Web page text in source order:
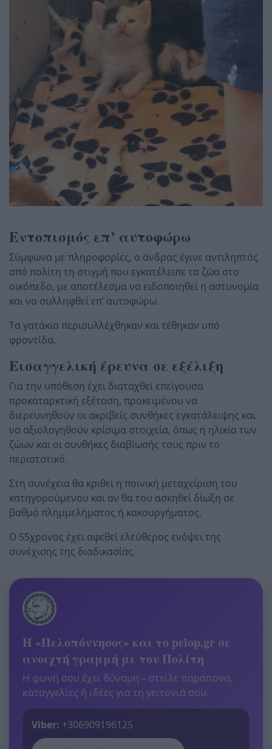
Εντοπισμός επ’ αυτοφώρω
Σύμφωνα με πληροφορίες, ο άνδρας έγινε αντιληπτός
από πολίτη τη στιγμή που εγκατέλειπε τα ζώα στο
οικόπεδο, με αποτέλεσμα να ειδοποιηθεί η αστυνομία
και να συλληφθεί επ’ αυτοφώρω.
Τα γατάκια περισυλλέχθηκαν και τέθηκαν υπό
φροντίδα.
Εισαγγελική έρευνα σε εξέλιξη
Για την υπόθεση έχει διαταχθεί επείγουσα
προκαταρκτική εξέταση, προκειμένου να
διερευνηθούν οι ακριβείς συνθήκες εγκατάλειψης και
να αξιολογηθούν κρίσιμα στοιχεία, όπως η ηλικία των
ζώων και οι συνθήκες διαβίωσής τους πριν το
περιστατικό.
Στη συνέχεια θα κριθεί η ποινική μεταχείριση του
κατηγορούμενου και αν θα του ασκηθεί δίωξη σε
βαθμό πλημμελήματος ή κακουργήματος.
Ο 55χρονος έχει αφεθεί ελεύθερος ενόψει της
συνέχισης της διαδικασίας.
Η «Πελοπόννησος» και το pelop.gr σε
ανοιχτή γραμμή με τον Πολίτη
Η φωνή σου έχει δύναμη – στείλε παράπονα,
καταγγελίες ή ιδέες για τη γειτονιά σου.
Viber: +306909196125